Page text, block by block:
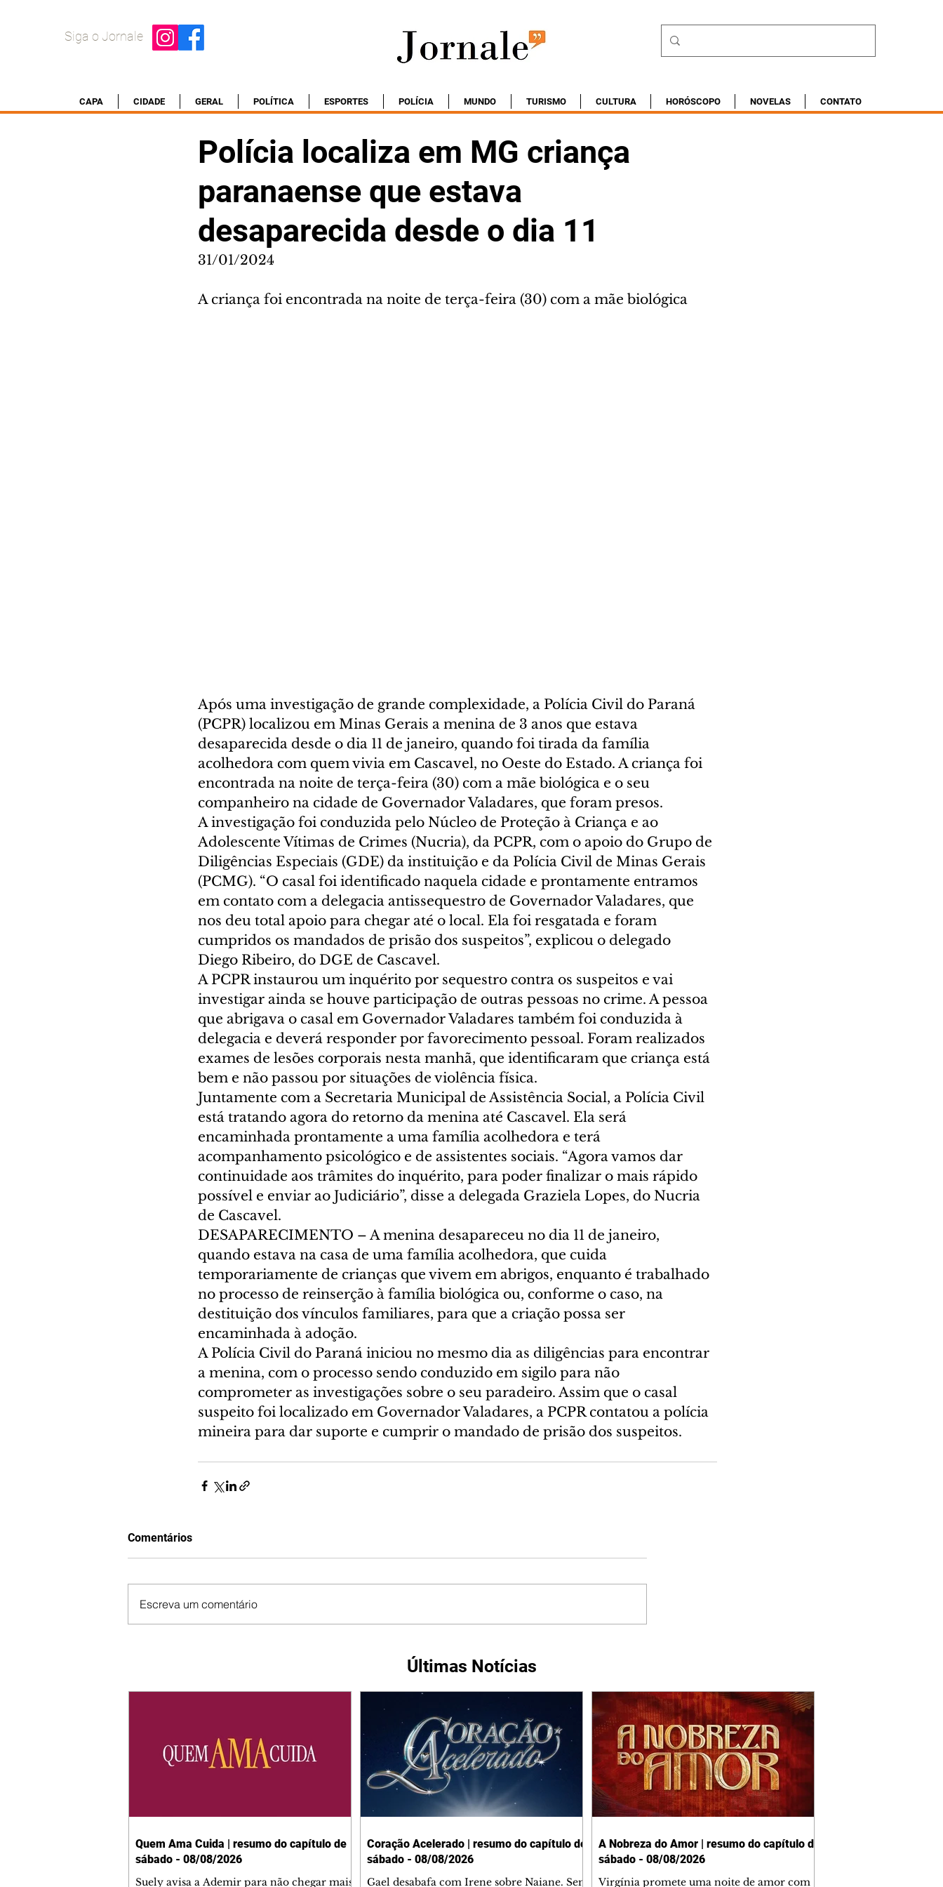
Siga o Jornale
CAPA CIDADE GERAL POLÍTICA ESPORTES POLÍCIA MUNDO TURISMO CULTURA HORÓSCOPO NOVELAS CONTATO
Polícia localiza em MG criança
paranaense que estava
desaparecida desde o dia 11
31/01/2024
A criança foi encontrada na noite de terça-feira (30) com a mãe biológica
Após uma investigação de grande complexidade, a Polícia Civil do Paraná
(PCPR) localizou em Minas Gerais a menina de 3 anos que estava
desaparecida desde o dia 11 de janeiro, quando foi tirada da família
acolhedora com quem vivia em Cascavel, no Oeste do Estado. A criança foi
encontrada na noite de terça-feira (30) com a mãe biológica e o seu
companheiro na cidade de Governador Valadares, que foram presos.
A investigação foi conduzida pelo Núcleo de Proteção à Criança e ao
Adolescente Vítimas de Crimes (Nucria), da PCPR, com o apoio do Grupo de
Diligências Especiais (GDE) da instituição e da Polícia Civil de Minas Gerais
(PCMG). “O casal foi identificado naquela cidade e prontamente entramos
em contato com a delegacia antissequestro de Governador Valadares, que
nos deu total apoio para chegar até o local. Ela foi resgatada e foram
cumpridos os mandados de prisão dos suspeitos”, explicou o delegado
Diego Ribeiro, do DGE de Cascavel.
A PCPR instaurou um inquérito por sequestro contra os suspeitos e vai
investigar ainda se houve participação de outras pessoas no crime. A pessoa
que abrigava o casal em Governador Valadares também foi conduzida à
delegacia e deverá responder por favorecimento pessoal. Foram realizados
exames de lesões corporais nesta manhã, que identificaram que criança está
bem e não passou por situações de violência física.
Juntamente com a Secretaria Municipal de Assistência Social, a Polícia Civil
está tratando agora do retorno da menina até Cascavel. Ela será
encaminhada prontamente a uma família acolhedora e terá
acompanhamento psicológico e de assistentes sociais. “Agora vamos dar
continuidade aos trâmites do inquérito, para poder finalizar o mais rápido
possível e enviar ao Judiciário”, disse a delegada Graziela Lopes, do Nucria
de Cascavel.
DESAPARECIMENTO – A menina desapareceu no dia 11 de janeiro,
quando estava na casa de uma família acolhedora, que cuida
temporariamente de crianças que vivem em abrigos, enquanto é trabalhado
no processo de reinserção à família biológica ou, conforme o caso, na
destituição dos vínculos familiares, para que a criação possa ser
encaminhada à adoção.
A Polícia Civil do Paraná iniciou no mesmo dia as diligências para encontrar
a menina, com o processo sendo conduzido em sigilo para não
comprometer as investigações sobre o seu paradeiro. Assim que o casal
suspeito foi localizado em Governador Valadares, a PCPR contatou a polícia
mineira para dar suporte e cumprir o mandado de prisão dos suspeitos.
Comentários
Escreva um comentário
Últimas Notícias
Quem Ama Cuida | resumo do capítulo de
sábado - 08/08/2026
Suely avisa a Ademir para não chegar mais
Coração Acelerado | resumo do capítulo de
sábado - 08/08/2026
Gael desabafa com Irene sobre Naiane. Sem
A Nobreza do Amor | resumo do capítulo de
sábado - 08/08/2026
Virgínia promete uma noite de amor com